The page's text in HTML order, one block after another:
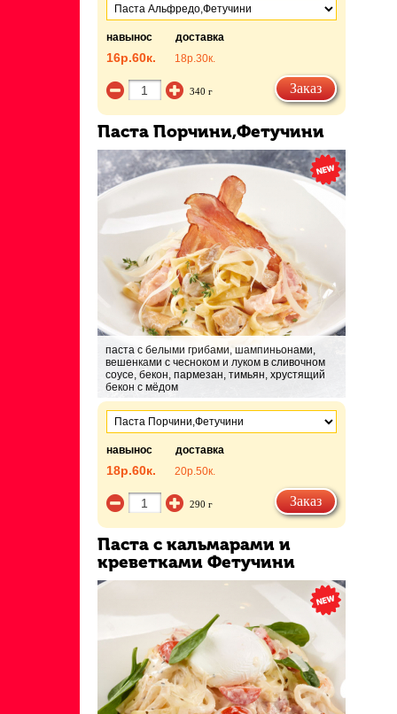
навынос доставка
16р.60к. 18р.30к.
340 г Заказ
Паста Порчини,Фетучини
паста с белыми грибами, шампиньонами,
вешенками с чесноком и луком в сливочном
соусе, бекон, пармезан, тимьян, хрустящий
бекон с мёдом
навынос доставка
18р.60к. 20р.50к.
290 г Заказ
Паста с кальмарами и
креветками Фетучини